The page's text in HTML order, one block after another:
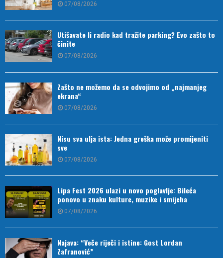
07/08/2026
Utišavate li radio kad tražite parking? Evo zašto to
činite
07/08/2026
Zašto ne možemo da se odvojimo od „najmanjeg
ekrana“
07/08/2026
Nisu sva ulja ista: Jedna greška može promijeniti
sve
07/08/2026
Lipa Fest 2026 ulazi u novo poglavlje: Bileća
ponovo u znaku kulture, muzike i smijeha
07/08/2026
Najava: “Veče riječi i istine: Gost Lordan
Zafranović”